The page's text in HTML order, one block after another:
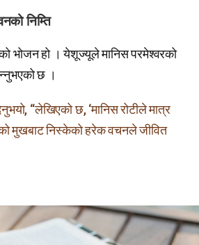
निम्ति
भोजन हो । येशूज्यूले मानिस परमेश्वरको
छ ।
“लेखिएको छ, ‘मानिस रोटीले मात्र
मुखबाट निस्केको हरेक वचनले जीवित